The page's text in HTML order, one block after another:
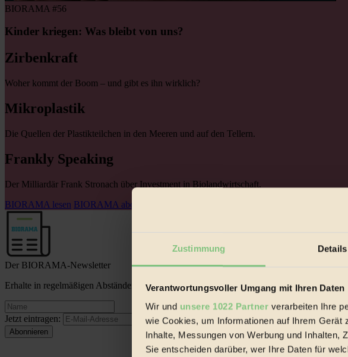
Zustimmung Details
Verantwortungsvoller Umgang mit Ihren Daten
Wir und unsere 1022 Partner verarbeiten Ihre
wie Cookies, um Informationen auf Ihrem Gerät
Inhalte, Messungen von Werbung und Inhalten,
Sie entscheiden darüber, wer Ihre Daten für
BIORAMA #56
Kinder kriegen: Was bleibt von uns?
Zirbenkraft
Woher kommt der Boom – und gibt es ihn wirklich?
Mikroplastik
Die Quellen der Plastikteilchen in den Meeren und auf den Tellern.
Frankly Speaking
Der Milliardär Frank Stronach über Investment in Biolandwirtschaft.
BIORAMA lesen BIORAMA abonnieren
Der BIORAMA-Newsletter
Erhalte in regelmäßigen Abständen die aktuellsten Artikel, Gewinnspiele & Ausgaben
Jetzt eintragen: